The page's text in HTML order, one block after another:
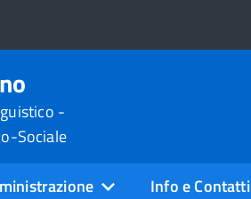
-
Sociale
Info e Contatti